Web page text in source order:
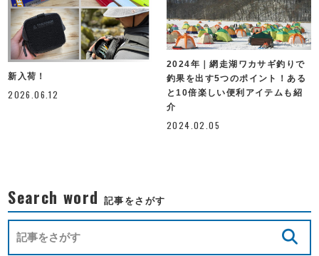
新入荷！
2026.06.12
2024年｜網走湖ワカサギ釣りで
釣果を出す5つのポイント！ある
と10倍楽しい便利アイテムも紹
介
2024.02.05
Search word 記事をさがす